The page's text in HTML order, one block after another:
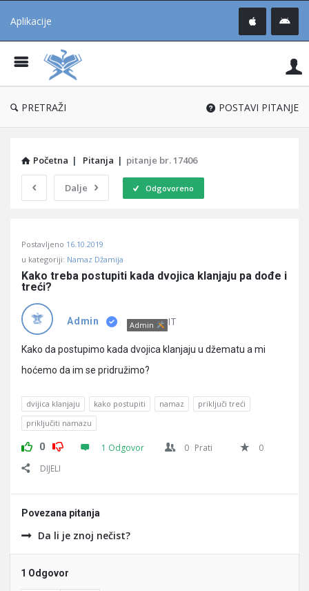
Aplikacije
®
PRETRAŽI POSTAVI PITANJE
Početna | Pitanja | pitanje br. 17406
Dalje Odgovoreno
Učene
Latest
Pitanja
Postavljeno 16.10.2019
u kategoriji: Namaz Džamija
Kako treba postupiti kada dvojica klanjaju pa dođe i
treći?
Admin Admin IT
Kako da postupimo kada dvojica klanjaju u džematu a mi
hoćemo da im se pridružimo?
dvijica klanjaju kako postupiti namaz
priključi treći
priključiti namazu
0 1 Odgovor 0 Prati
0
DIJELI
Povezana pitanja
Da li je znoj nečist?
1 Odgovor